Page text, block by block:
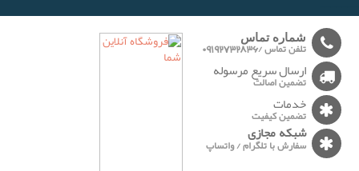
شماره تماس
تلفن تماس /09192732836
ارسال سریع مرسوله
تضمین اصالت
خدمات
تضمین کیفیت
شبکه مجازی
سفارش با تلگرام / واتساپ